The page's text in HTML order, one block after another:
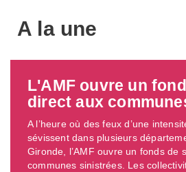
A la une
L'AMF ouvre un
direct aux
A l’heure où des feux d’une
sévissent dans plusieurs
Gironde, l’AMF ouvre un fonds de
communes sinistrées. Les